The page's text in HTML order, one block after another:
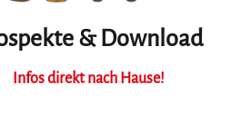
& Download
Infos direkt nach Hause!